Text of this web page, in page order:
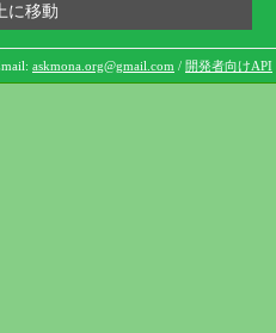
に移動
askmona.org@gmail.com / 開発者向けAPI